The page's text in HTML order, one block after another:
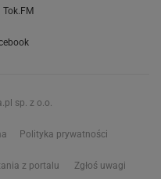
Tok.FM
sp. z o.o.
Polityka prywatności
z portalu Zgłoś uwagi